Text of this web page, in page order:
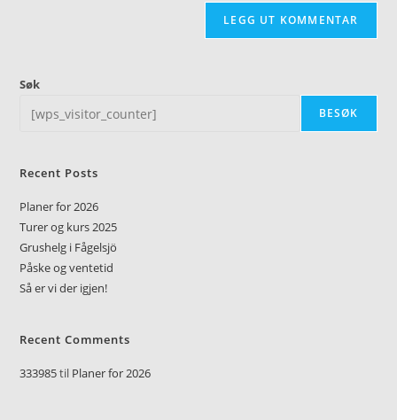
Søk
BESØK
Recent Posts
Planer for 2026
Turer og kurs 2025
Grushelg i Fågelsjö
Påske og ventetid
Så er vi der igjen!
Recent Comments
333985til Planer for 2026